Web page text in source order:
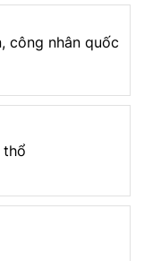
công nhân quốc
thổ